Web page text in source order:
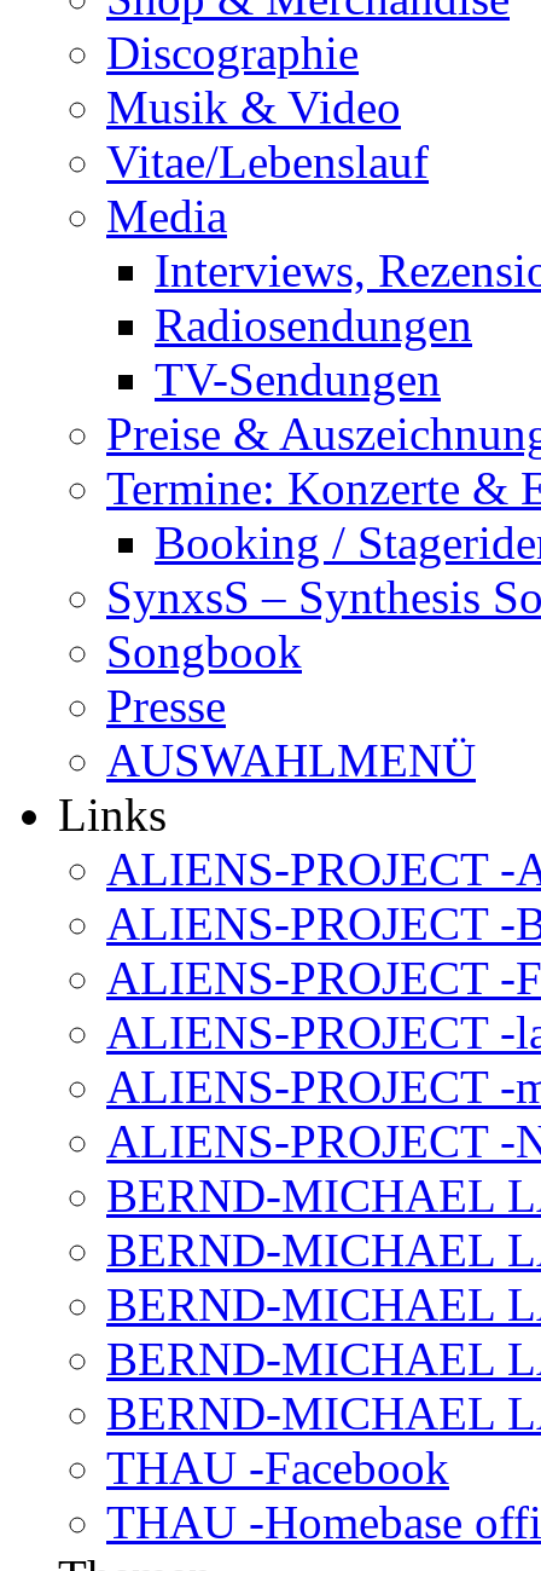
Discographie
Musik & Video
Vitae/Lebenslauf
Media
Interviews,
Radiosendungen
TV-Sendungen
Preise &
Termine: Konzerte &
Booking /
SynxsS – Synthesis
Songbook
Presse
AUSWAHLMENÜ
Links
ALIENS-PROJECT -
ALIENS-PROJECT -
ALIENS-PROJECT -
ALIENS-PROJECT -
ALIENS-PROJECT -
ALIENS-PROJECT -
BERND-MICHAEL
BERND-MICHAEL
BERND-MICHAEL
BERND-MICHAEL
BERND-MICHAEL
THAU -Facebook
THAU -Homebase